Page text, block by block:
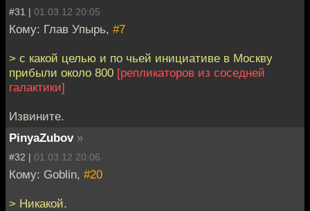
#31 | 01.03.12 20:05
Кому: Глав Упырь, #7
> с какой целью и по чьей инициативе в Москву
прибыли около 800 [репликаторов из соседней
галактики]
Извините.
PinyaZubov »
#32 | 01.03.12 20:06
Кому: Goblin, #20
> Никакой.